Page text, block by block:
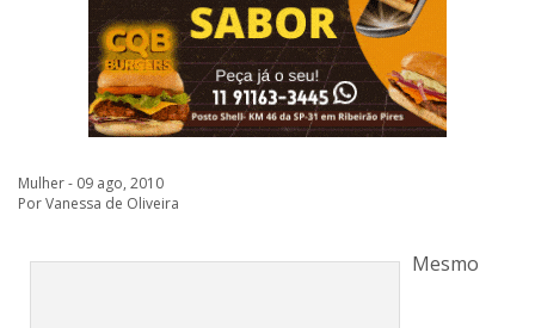
Mulher - 09 ago, 2010
Por Vanessa de Oliveira
Mesmo